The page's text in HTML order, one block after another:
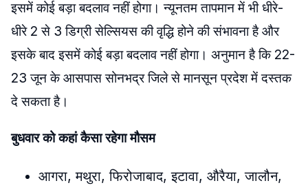
इसमें कोई बड़ा बदलाव नहीं होगा। न्यूनतम तापमान में भी धीरे-
धीरे 2 से 3 डिग्री सेल्सियस की वृद्धि होने की संभावना है और
इसके बाद इसमें कोई बड़ा बदलाव नहीं होगा। अनुमान है कि 22-
23 जून के आसपास सोनभद्र जिले से मानसून प्रदेश में दस्तक
दे सकता है।
बुधवार को कहां कैसा रहेगा मौसम
आगरा, मथुरा, फिरोजाबाद, इटावा, औरैया, जालौन,